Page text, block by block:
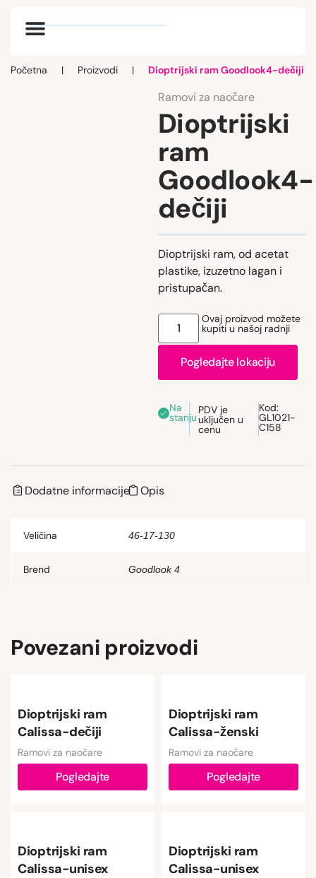
Početna | Proizvodi | Dioptrijski ram Goodlook4-dečiji
Ramovi za naočare
Dioptrijski
ram
Goodlook4-
dečiji
Dioptrijski ram, od acetat
plastike, izuzetno lagan i
pristupačan.
Ovaj proizvod možete
kupiti u našoj radnji
Pogledajte lokaciju
Na
stanju
PDV je
uključen u
cenu
Kod:
GL1021-
C158
Dodatne informacije Opis
Veličina 46-17-130
Brend Goodlook 4
Povezani proizvodi
Dioptrijski ram
Calissa-dečiji
Ramovi za naočare
Pogledajte
Dioptrijski ram
Calissa-ženski
Ramovi za naočare
Pogledajte
Dioptrijski ram
Calissa-unisex
Dioptrijski ram
Calissa-unisex